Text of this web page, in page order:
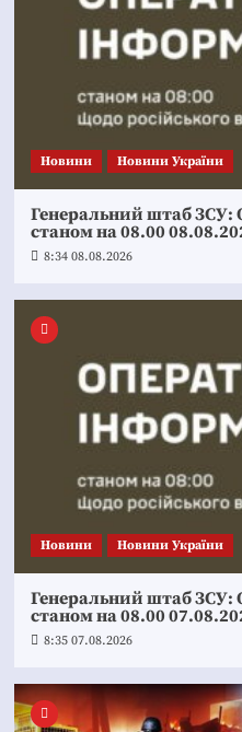
Новини Новини України
Генеральний штаб ЗСУ:
станом на 08.00
8:34 08.08.2026
Новини Новини України
Генеральний штаб ЗСУ:
станом на 08.00
8:35 07.08.2026